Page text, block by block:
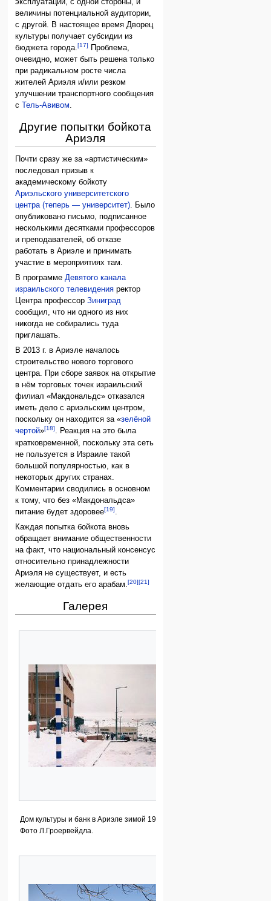
эксплуатации, с одной стороны, и
величины потенциальной аудитории,
с другой. В настоящее время Дворец
культуры получает субсидии из
бюджета города.[17]
Проблема,
очевидно, может быть решена только
при радикальном росте числа
жителей Ариэля и/или резком
улучшении транспортного сообщения
с
Тель-Авивом.
Другие попытки бойкота
Ариэля
Почти сразу же за «артистическим»
последовал призыв к
академическому бойкоту
Ариэльского университетского
центра (теперь — университет) . Было
опубликовано письмо, подписанное
несколькими десятками профессоров
и преподавателей, об отказе
работать в Ариэле и принимать
участие в мероприятиях там.
В программеДевятого канала
израильского телевидения ректор
Центра профессорЗиниград
сообщил, что ни одного из них
никогда не собирались туда
приглашать.
В 2013 г. в Ариэле началось
строительство нового торгового
центра. При сборе заявок на открытие
в нём торговых точек израильский
филиал «Макдональдс» отказался
иметь дело с ариэльским центром,
поскольку он находится за «зелёной
чертой»[18]. Реакция на это была
кратковременной, поскольку эта сеть
не пользуется в Израиле такой
большой популярностью, как в
некоторых других странах.
Комментарии сводились в основном
к тому, что без «Макдональдса»
питание будет здоровее[19].
Каждая попытка бойкота вновь
обращает внимание общественности
на факт, что национальный консенсус
относительно принадлежности
Ариэля не существует, и есть
желающие отдать его арабам.[20][21]
Галерея
Дом культуры и банк в Ариэле зимой 1999 года.
Фото Л.Гроервейдла.